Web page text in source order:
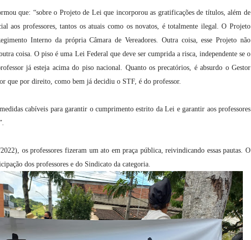
que: “sobre o Projeto de Lei que incorporou as gratificações de títulos, além de
aos professores, tantos os atuais como os novatos, é totalmente ilegal. O Projeto
Interno da própria Câmara de Vereadores. Outra coisa, esse Projeto não
coisa. O piso é uma Lei Federal que deve ser cumprida a risca, independente se o
já esteja acima do piso nacional. Quanto os precatórios, é absurdo o Gestor
que por direito, como bem já decidiu o STF, é do professor.
cabíveis para garantir o cumprimento estrito da Lei e garantir aos professores
os professores fizeram um ato em praça pública, reivindicando essas pautas. O
dos professores e do Sindicato da categoria.